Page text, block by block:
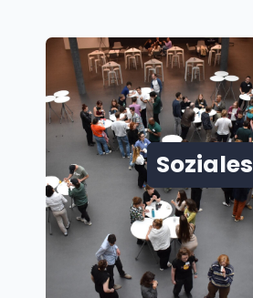
Soziales